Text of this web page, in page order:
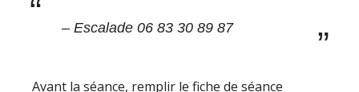
– Escalade 06 83 30 89 87
Avant la séance, remplir le fiche de séance